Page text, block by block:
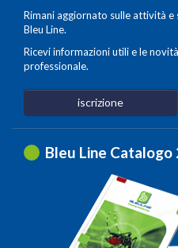
Rimani aggiornato sulle attività e
Bleu Line.
Ricevi informazioni utili e le
professionale.
iscrizione
Bleu Line Catalogo